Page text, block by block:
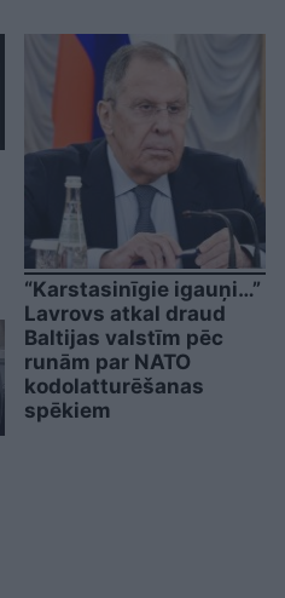
“Karstasinīgie igauņi…”
Lavrovs atkal draud
Baltijas valstīm pēc
runām par NATO
kodolatturēšanas
spēkiem